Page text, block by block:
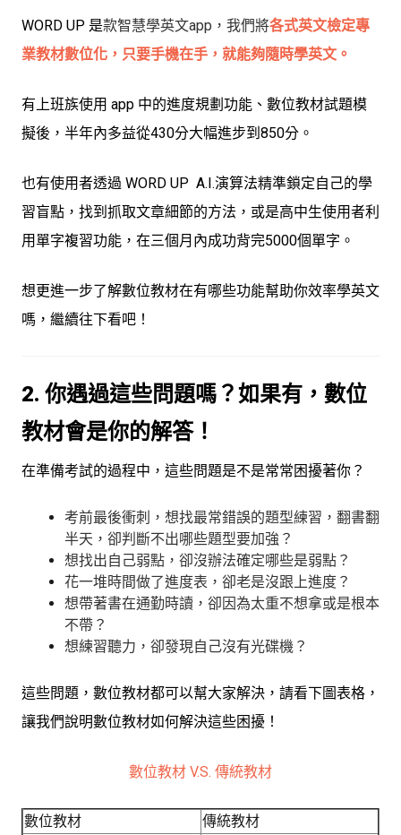
WORD UP 是款智慧學英文app，我們將各式英文檢定專
業教材數位化，只要手機在手，就能夠隨時學英文。
有上班族使用 app 中的進度規劃功能、數位教材試題模
擬後，半年內多益從430分大幅進步到850分。
也有使用者透過 WORD UP A.I.演算法精準鎖定自己的學
習盲點，找到抓取文章細節的方法，或是高中生使用者利
用單字複習功能，在三個月內成功背完5000個單字。
想更進一步了解數位教材在有哪些功能幫助你效率學英文
嗎，繼續往下看吧！
2. 你遇過這些問題嗎？如果有，數位
教材會是你的解答！
在準備考試的過程中，這些問題是不是常常困擾著你？
考前最後衝刺，想找最常錯誤的題型練習，翻書翻
半天，卻判斷不出哪些題型要加強？
想找出自己弱點，卻沒辦法確定哪些是弱點？
花一堆時間做了進度表，卻老是沒跟上進度？
想帶著書在通勤時讀，卻因為太重不想拿或是根本
不帶？
想練習聽力，卻發現自己沒有光碟機？
這些問題，數位教材都可以幫大家解決，請看下圖表格，
讓我們說明數位教材如何解決這些困擾！
數位教材 V.S. 傳統教材
數位教材
傳統教材